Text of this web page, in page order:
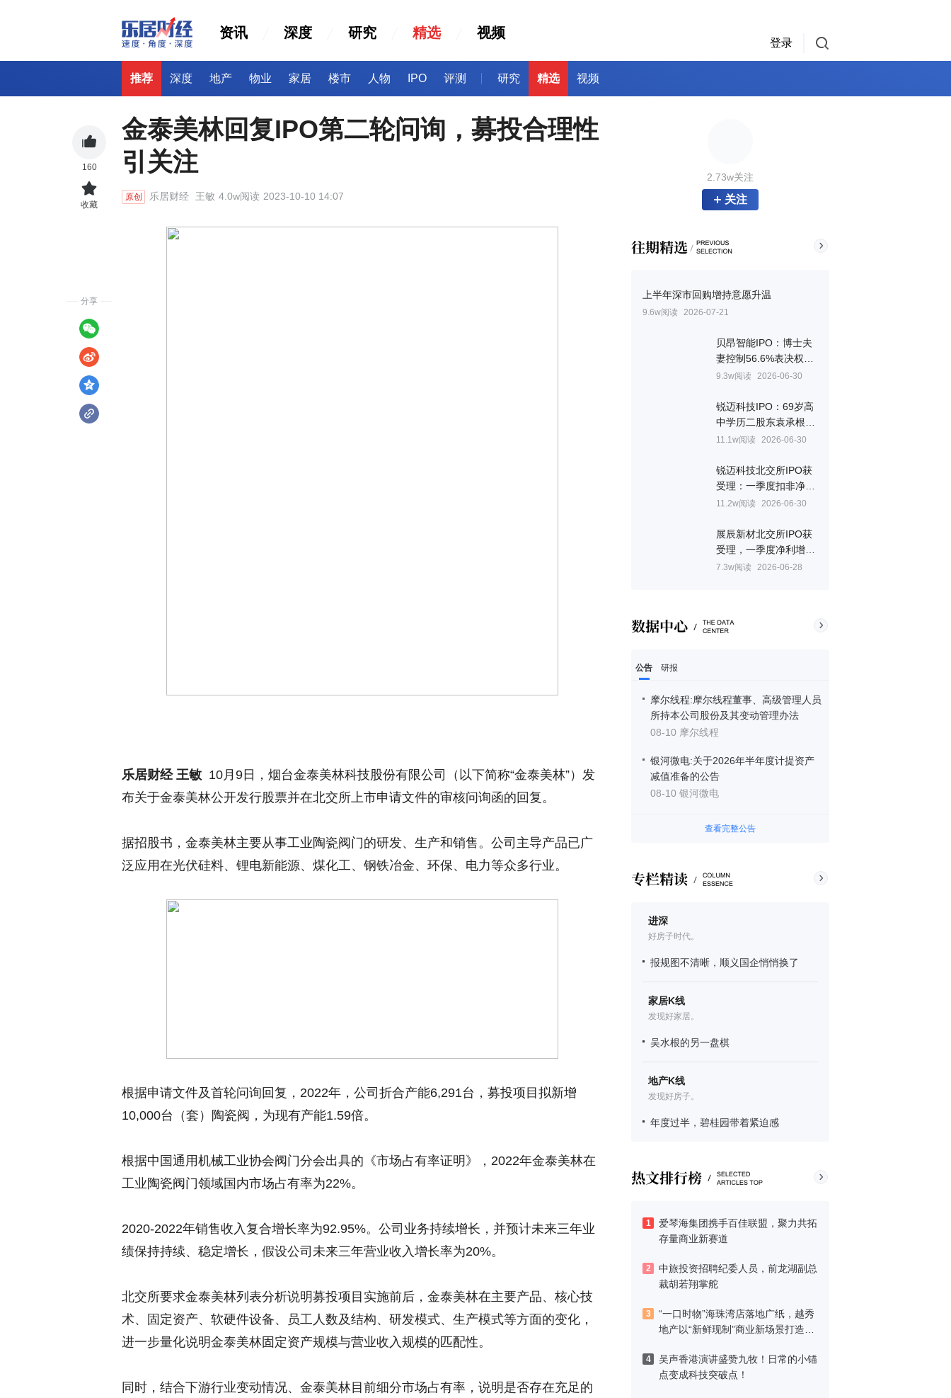
资讯 深度 研究 精选 视频
登录
推荐 深度 地产 物业 家居 楼市 人物 IPO 评测 研究 精选 视频
2.73w关注
关注
上半年深市回购增持意愿升温
9.6w阅读 2026-07-21
贝昂智能IPO：博士夫
妻控制56.6%表决权，
妻子章燕美国国籍
9.3w阅读 2026-06-30
锐迈科技IPO：69岁高
中学历二股东袁承根，
持股9%未进董事会
11.1w阅读 2026-06-30
锐迈科技北交所IPO获
受理：一季度扣非净利
预降43.8%，关联交易
11.2w阅读 2026-06-30
展辰新材北交所IPO获
受理，一季度净利增
308%至585.5万元
7.3w阅读 2026-06-28
公告 研报
摩尔线程:摩尔线程董事、高级管理人员
所持本公司股份及其变动管理办法
08-10 摩尔线程
银河微电:关于2026年半年度计提资产
减值准备的公告
08-10 银河微电
查看完整公告
进深
好房子时代。
报规图不清晰，顺义国企悄悄换了
家居K线
发现好家居。
吴水根的另一盘棋
地产K线
发现好房子。
年度过半，碧桂园带着紧迫感
1
爱琴海集团携手百佳联盟，聚力共拓
存量商业新赛道
2
中旅投资招聘纪委人员，前龙湖副总
裁胡若翔掌舵
3
“一口时物”海珠湾店落地广纸，越秀
地产以“新鲜现制”商业新场景打造社
4
吴声香港演讲盛赞九牧！日常的小锚
点变成科技突破点！
金泰美林回复IPO第二轮问询，募投合理性
引关注
原创 乐居财经 王敏 4.0w阅读 2023-10-10 14:07
乐居财经 王敏 10月9日，烟台金泰美林科技股份有限公司（以下简称“金泰美林”）发
布关于金泰美林公开发行股票并在北交所上市申请文件的审核问询函的回复。
据招股书，金泰美林主要从事工业陶瓷阀门的研发、生产和销售。公司主导产品已广
泛应用在光伏硅料、锂电新能源、煤化工、钢铁冶金、环保、电力等众多行业。
根据申请文件及首轮问询回复，2022年，公司折合产能6,291台，募投项目拟新增
10,000台（套）陶瓷阀，为现有产能1.59倍。
根据中国通用机械工业协会阀门分会出具的《市场占有率证明》，2022年金泰美林在
工业陶瓷阀门领域国内市场占有率为22%。
2020-2022年销售收入复合增长率为92.95%。公司业务持续增长，并预计未来三年业
绩保持持续、稳定增长，假设公司未来三年营业收入增长率为20%。
北交所要求金泰美林列表分析说明募投项目实施前后，金泰美林在主要产品、核心技
术、固定资产、软硬件设备、员工人数及结构、研发模式、生产模式等方面的变化，
进一步量化说明金泰美林固定资产规模与营业收入规模的匹配性。
同时，结合下游行业变动情况、金泰美林目前细分市场占有率，说明是否存在充足的
160
收藏
分享